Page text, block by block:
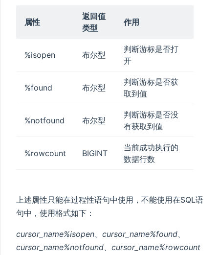
属性
返回值
类型
作用
%isopen 布尔型
判断游标是否打
开
%found 布尔型
判断游标是否获
取到值
%notfound 布尔型
判断游标是否没
有获取到值
%rowcount BIGINT
当前成功执行的
数据行数
上述属性只能在过程性语句中使用，不能使用在SQL语
句中，使用格式如下：
cursor_name%isopen、cursor_name%found、
cursor_name%notfound、cursor_name%rowcount